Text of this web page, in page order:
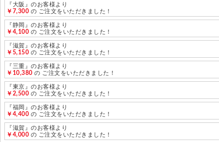
『大阪』のお客様より
￥7,300 の ご注文をいただきました！
『静岡』のお客様より
￥4,100 の ご注文をいただきました！
『滋賀』のお客様より
￥5,150 の ご注文をいただきました！
『三重』のお客様より
￥10,380 の ご注文をいただきました！
『東京』のお客様より
￥2,500 の ご注文をいただきました！
『福岡』のお客様より
￥4,400 の ご注文をいただきました！
『滋賀』のお客様より
￥4,000 の ご注文をいただきました！